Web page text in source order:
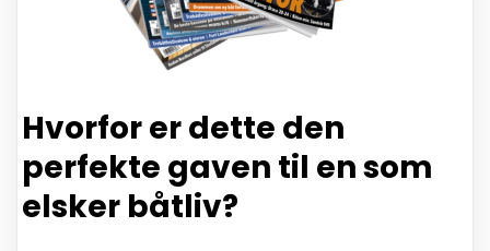
Hvorfor er dette den
perfekte gaven til en som
elsker båtliv?